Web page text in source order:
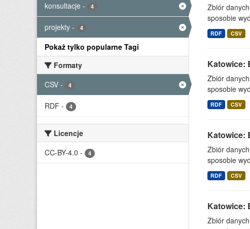
konsultacje - 4
projekty - 4
Pokaż tylko popularne Tagi
Formaty
CSV - 4
RDF - 4
Licencje
CC-BY-4.0 - 4
Zbiór
sposobie
RDF CSV
Katowice:
Zbiór
sposobie
RDF CSV
Katowice:
Zbiór
sposobie
RDF CSV
Katowice:
Zbiór